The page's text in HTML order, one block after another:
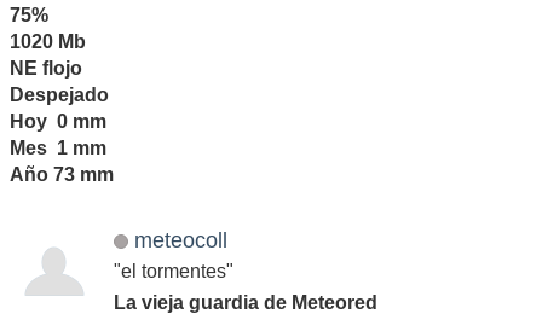
75%
1020 Mb
NE flojo
Despejado
Hoy 0 mm
Mes 1 mm
Año 73 mm
meteocoll
"el tormentes"
La vieja guardia de Meteored